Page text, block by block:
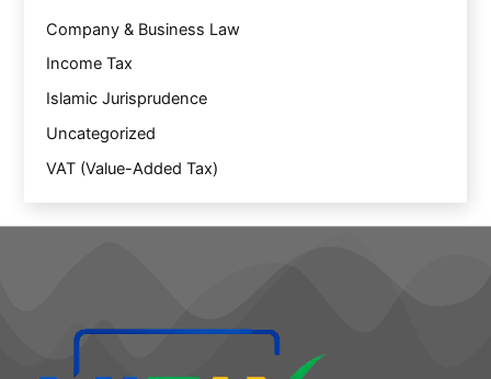
Company & Business Law
Income Tax
Islamic Jurisprudence
Uncategorized
VAT (Value-Added Tax)